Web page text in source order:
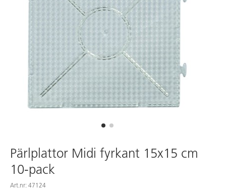
Hitta din säljare
Kontakta Lekolar
Pärlplattor Midi fyrkant 15x15 cm
10-pack
Art.nr: 47124